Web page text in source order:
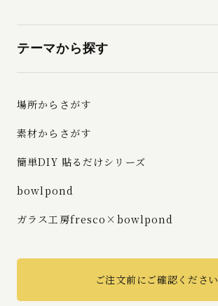
テーマから探す
場所からさがす
素材からさがす
簡単DIY 貼るだけシリーズ
bowlpond
ガラス工房fresco×bowlpond
ご注文前にご確認ください